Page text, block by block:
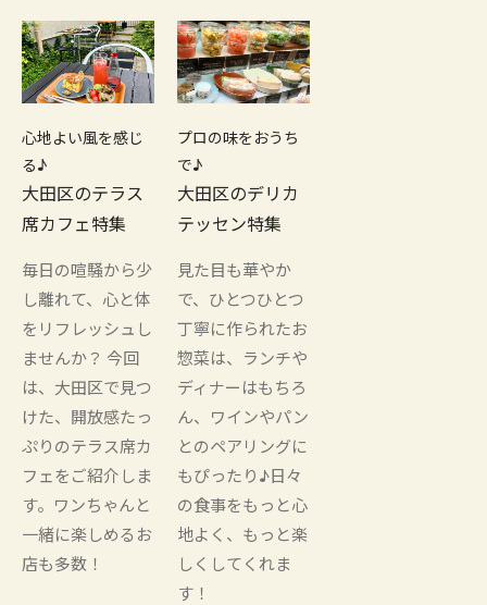
心地よい風を感じ
る♪
大田区のテラス
席カフェ特集
毎日の喧騒から少
し離れて、心と体
をリフレッシュし
ませんか？ 今回
は、大田区で見つ
けた、開放感たっ
ぷりのテラス席カ
フェをご紹介しま
す。ワンちゃんと
一緒に楽しめるお
店も多数！
プロの味をおうち
で♪
大田区のデリカ
テッセン特集
見た目も華やか
で、ひとつひとつ
丁寧に作られたお
惣菜は、ランチや
ディナーはもちろ
ん、ワインやパン
とのペアリングに
もぴったり♪日々
の食事をもっと心
地よく、もっと楽
しくしてくれま
す！